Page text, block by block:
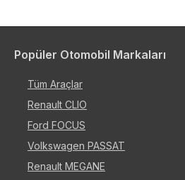
Popüler Otomobil Markaları
Tüm Araçlar
Renault CLIO
Ford FOCUS
Volkswagen PASSAT
Renault MEGANE